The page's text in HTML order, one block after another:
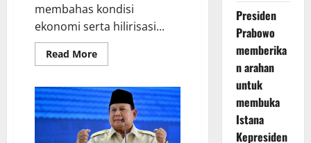
membahas kondisi
ekonomi serta hilirisasi...
Read MoreRead
more
Paparkan
Kondisi
Ekonomi
dan
Hilirisasi
Energi
Presiden
Prabowo
memberika
n arahan
untuk
membuka
Istana
Kepresiden